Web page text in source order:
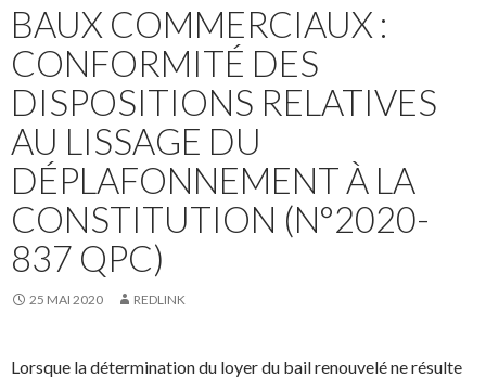
BAUX COMMERCIAUX :
CONFORMITÉ DES
DISPOSITIONS RELATIVES
AU LISSAGE DU
DÉPLAFONNEMENT À LA
CONSTITUTION (N°2020-
837 QPC)
25 MAI 2020 REDLINK
Lorsque la détermination du loyer du bail renouvelé ne résulte